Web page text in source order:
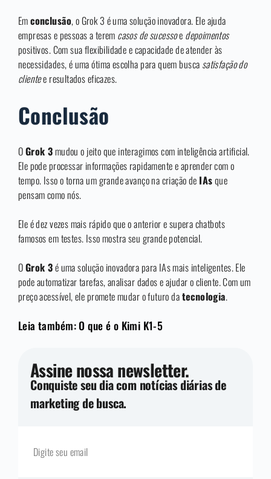
Emconclusão, o Grok 3 é uma solução inovadora. Ele ajuda
empresas e pessoas a terem casos de sucessoe depoimentos
positivos. Com sua flexibilidade e capacidade de atender às
necessidades, é uma ótima escolha para quem busca satisfação do
clientee resultados eficazes.
Conclusão
OGrok 3mudou o jeito que interagimos com inteligência artificial.
Ele pode processar informações rapidamente e aprender com o
tempo. Isso o torna um grande avanço na criação de IAsque
pensam como nós.
Ele é dez vezes mais rápido que o anterior e supera chatbots
famosos em testes. Isso mostra seu grande potencial.
OGrok 3é uma solução inovadora para IAs mais inteligentes. Ele
pode automatizar tarefas, analisar dados e ajudar o cliente. Com um
preço acessível, ele promete mudar o futuro datecnologia.
Leia também: O que é o Kimi K1-5
Assine nossa newsletter.
Conquiste seu dia com notícias diárias de
marketing de busca.